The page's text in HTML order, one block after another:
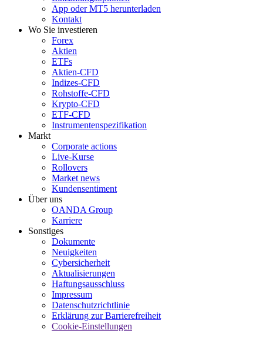
App oder MT5 herunterladen
Kontakt
Wo Sie investieren
Forex
Aktien
ETFs
Aktien-CFD
Indizes-CFD
Rohstoffe-CFD
Krypto-CFD
ETF-CFD
Instrumentenspezifikation
Markt
Corporate actions
Live-Kurse
Rollovers
Market news
Kundensentiment
Über uns
OANDA Group
Karriere
Sonstiges
Dokumente
Neuigkeiten
Cybersicherheit
Aktualisierungen
Haftungsausschluss
Impressum
Datenschutzrichtlinie
Erklärung zur Barrierefreiheit
Cookie-Einstellungen